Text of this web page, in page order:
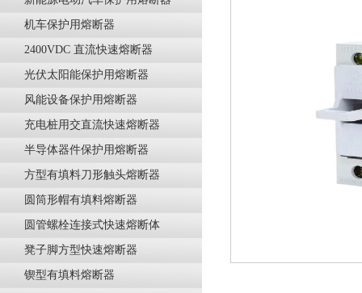
机车保护用熔断器
2400VDC 直流快速熔断器
光伏太阳能保护用熔断器
风能设备保护用熔断器
充电桩用交直流快速熔断器
半导体器件保护用熔断器
方型有填料刀形触头熔断器
圆筒形帽有填料熔断器
圆管螺栓连接式快速熔断体
凳子脚方型快速熔断器
锲型有填料熔断器